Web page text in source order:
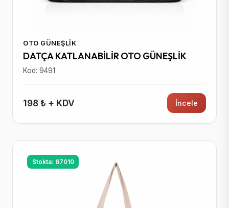
OTO GÜNEŞLIK
DATÇA KATLANABİLİR OTO GÜNEŞLİK
Kod: 9491
198 ₺ + KDV İncele
Stokta: 67010